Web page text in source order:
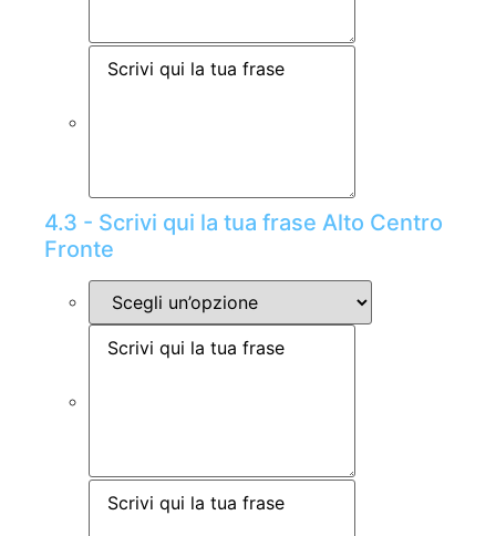
4.3 - Scrivi qui la tua frase Alto Centro
Fronte